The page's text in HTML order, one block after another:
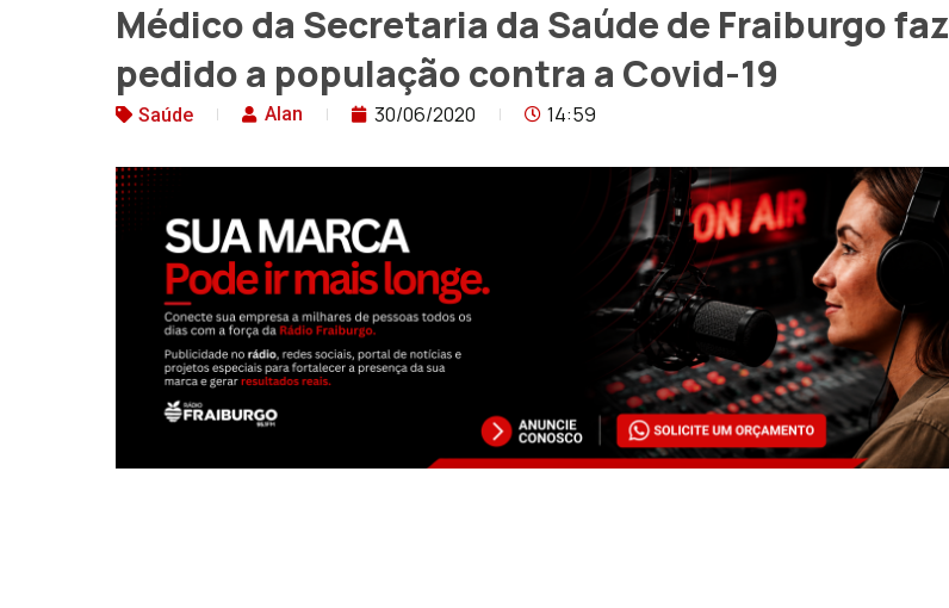
Médico da Secretaria da Saúde de Fraiburgo faz
pedido a população contra a Covid-19
Saúde Alan 30/06/2020 14:59